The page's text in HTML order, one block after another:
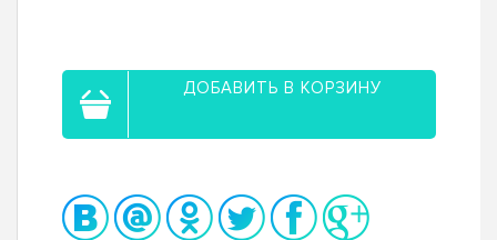
ДОБАВИТЬ В КОРЗИНУ